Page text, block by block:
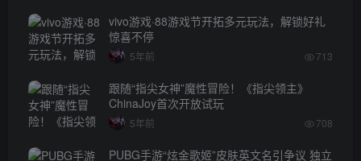
vivo游戏·88游戏节开拓多元玩法，解锁好礼
惊喜不停
5年前 713
跟随“指尖女神”魔性冒险！《指尖领主》
ChinaJoy首次开放试玩
5年前 708
PUBG手游“炫金歌姬”皮肤英文名引争议 独立